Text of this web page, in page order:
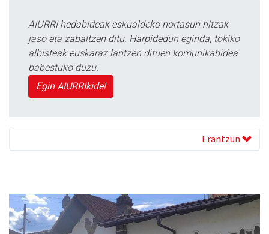
AIURRI hedabideak eskualdeko nortasun hitzak
jaso eta zabaltzen ditu. Harpidedun eginda, tokiko
albisteak euskaraz lantzen dituen komunikabidea
babestuko duzu.
Egin AIURRIkide!
Erantzun